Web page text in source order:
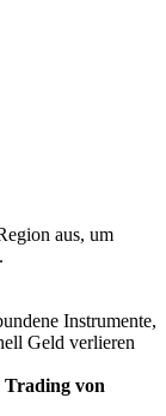
aus, um
Instrumente,
Geld verlieren
von